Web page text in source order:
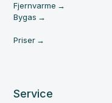
Fjernvarme
Bygas
Priser
Service